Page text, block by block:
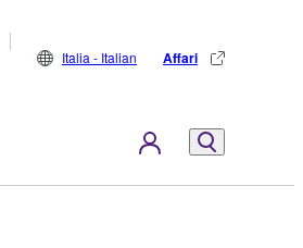
Italia - Italian Affari